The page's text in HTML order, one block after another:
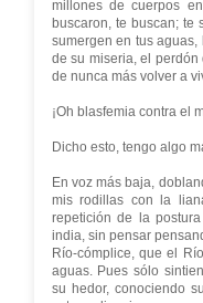
millones de cuerpos
buscaron, te buscan; te
sumergen en tus
de su miseria, el
de nunca más volver a
¡Oh blasfemia contra el
Dicho esto, tengo algo
En voz más baja,
mis rodillas con la
repetición de la
india, sin pensar
Río-cómplice, que el
aguas. Pues sólo
su hedor, conociendo